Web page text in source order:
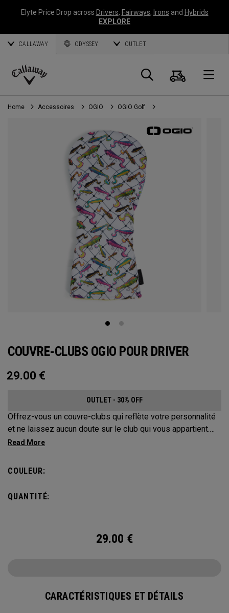
Elyte Price Drop across Drivers, Fairways, Irons and Hybrids
EXPLORE
CALLAWAY ODYSSEY OUTLET
Callaway
Golf
Panier
Home Accessoires OGIO OGIO Golf
COUVRE-CLUBS OGIO POUR DRIVER
29.00 €
OUTLET - 30% OFF
Offrez-vous un couvre-clubs qui reflète votre personnalité
et ne laissez aucun doute sur le club qui vous appartient.
Protégez votre équipement avec ces couvre-clubs
COULEUR:
QUANTITÉ:
29.00 €
CARACTÉRISTIQUES ET DÉTAILS